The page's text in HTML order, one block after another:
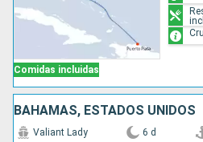
Comidas incluidas
BAHAMAS, ESTADOS UNIDOS
Valiant Lady 6 d